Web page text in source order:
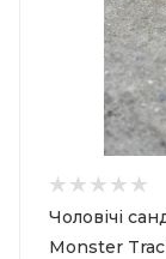
Чоловічі
Monster